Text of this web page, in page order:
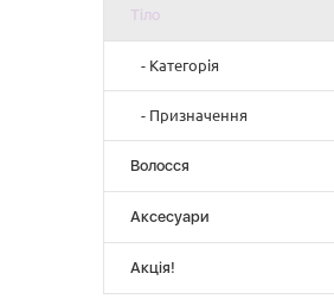
Тіло
- Категорія
- Автозасмага
- Аксесуари для тіла
- Антисептики
- Баттери для тіла
- Бомбочки для ванни
- Призначення
- Живлення та відновлення
- Зволоження
- Очищення
- Пілінг, скрабування
Волосся
Аксесуари
Акція!